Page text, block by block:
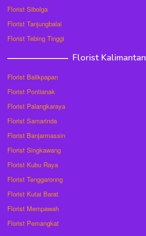
Florist Sibolga
Florist Tanjungbalai
Florist Tebing Tinggi
Florist Kalimantan
Florist Balikpapan
Florist Pontianak
Florist Palangkaraya
Florist Samarinda
Florist Banjarmassin
Florist Singkawang
Florist Kubu Raya
Florist Tenggaronng
Florist Kutai Barat
Florist Mempawah
Florist Pemangkat